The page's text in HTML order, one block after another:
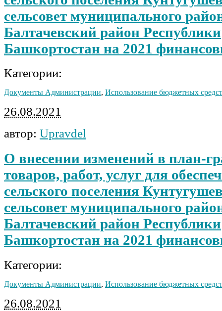
сельсовет муниципального
Балтачевский район Республики
Башкортостан на 2021
Категории:
Документы Администрации, Использование бюджетных
26.08.2021
автор: Upravdel
О внесении изменений в план-
товаров, работ, услуг для
сельского поселения
сельсовет муниципального
Балтачевский район Республики
Башкортостан на 2021
Категории:
Документы Администрации, Использование бюджетных
26.08.2021